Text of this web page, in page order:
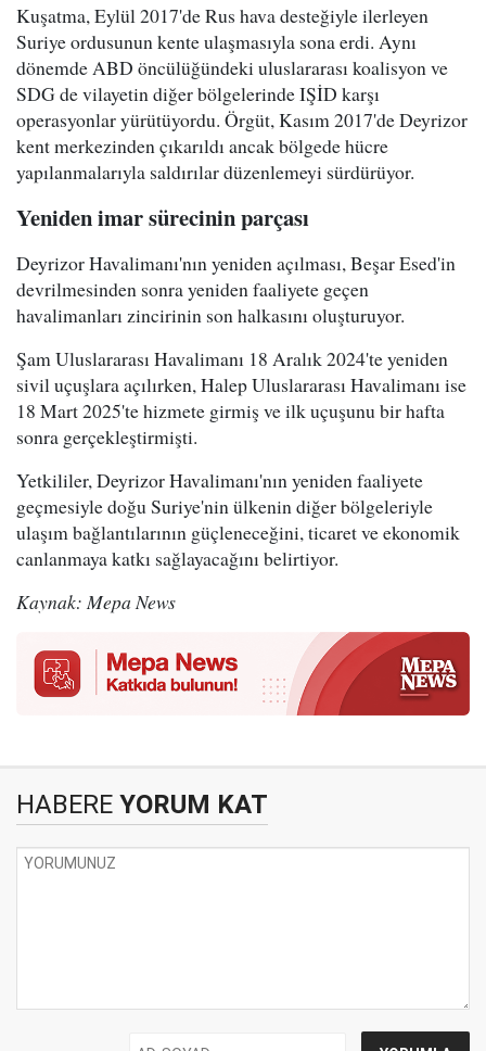
Kuşatma, Eylül 2017'de Rus hava desteğiyle ilerleyen
Suriye ordusunun kente ulaşmasıyla sona erdi. Aynı
dönemde ABD öncülüğündeki uluslararası koalisyon ve
SDG de vilayetin diğer bölgelerinde IŞİD karşı
operasyonlar yürütüyordu. Örgüt, Kasım 2017'de Deyrizor
kent merkezinden çıkarıldı ancak bölgede hücre
yapılanmalarıyla saldırılar düzenlemeyi sürdürüyor.
Yeniden imar sürecinin parçası
Deyrizor Havalimanı'nın yeniden açılması, Beşar Esed'in
devrilmesinden sonra yeniden faaliyete geçen
havalimanları zincirinin son halkasını oluşturuyor.
Şam Uluslararası Havalimanı 18 Aralık 2024'te yeniden
sivil uçuşlara açılırken, Halep Uluslararası Havalimanı ise
18 Mart 2025'te hizmete girmiş ve ilk uçuşunu bir hafta
sonra gerçekleştirmişti.
Yetkililer, Deyrizor Havalimanı'nın yeniden faaliyete
geçmesiyle doğu Suriye'nin ülkenin diğer bölgeleriyle
ulaşım bağlantılarının güçleneceğini, ticaret ve ekonomik
canlanmaya katkı sağlayacağını belirtiyor.
Kaynak: Mepa News
HABERE YORUM KAT